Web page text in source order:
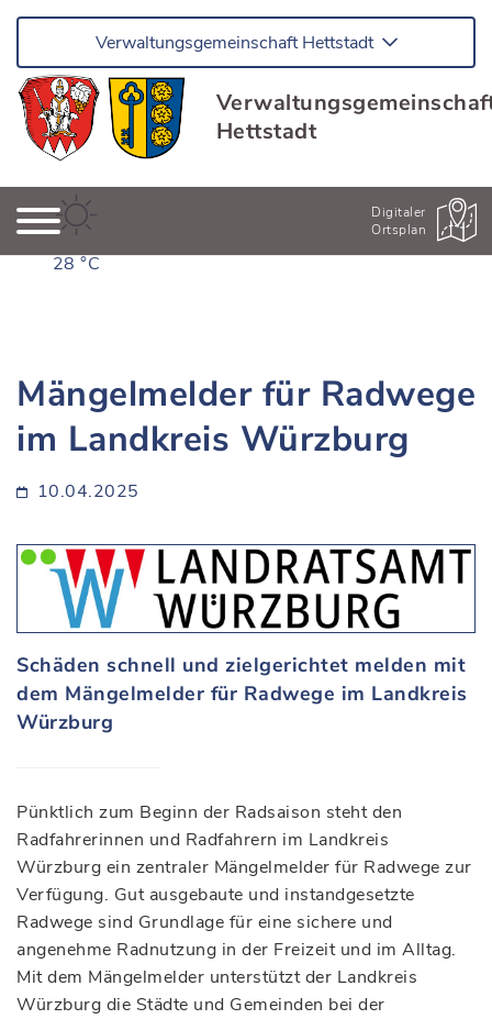
Verwaltungsgemeinschaft Hettstadt
Hettstadt
28 °C
Digitaler
Ortsplan
Mängelmelder für Radwege
im Landkreis Würzburg
10.04.2025
Schäden schnell und zielgerichtet melden mit
dem Mängelmelder für Radwege im Landkreis
Würzburg
Pünktlich zum Beginn der Radsaison steht den
Radfahrerinnen und Radfahrern im Landkreis
Würzburg ein zentraler Mängelmelder für Radwege zur
Verfügung. Gut ausgebaute und instandgesetzte
Radwege sind Grundlage für eine sichere und
angenehme Radnutzung in der Freizeit und im Alltag.
Mit dem Mängelmelder unterstützt der Landkreis
Würzburg die Städte und Gemeinden bei der